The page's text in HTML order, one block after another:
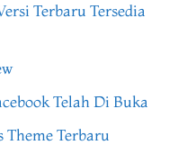
Terbaru Tersedia
Telah Di Buka
Theme Terbaru